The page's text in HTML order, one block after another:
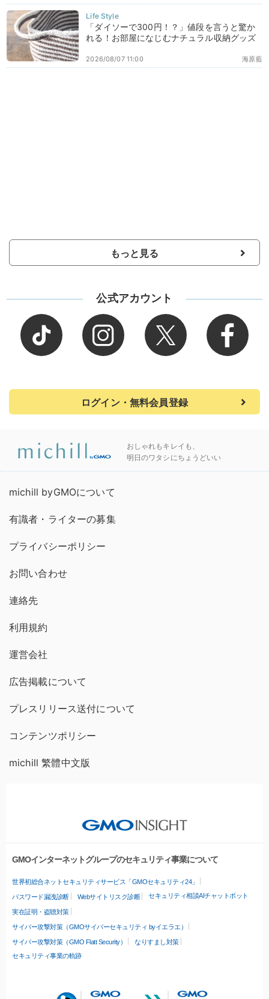
「ダイソーで300円！？」値段を言うと驚か
れる！お部屋になじむナチュラル収納グッズ
海原藍
2026/08/07 11:00
もっと見る
公式アカウント
ログイン・無料会員登録
おしゃれもキレイも、
明日のワタシにちょうどいい
michill byGMOについて
有識者・ライターの募集
プライバシーポリシー
お問い合わせ
連絡先
利用規約
運営会社
広告掲載について
プレスリリース送付について
コンテンツポリシー
michill 繁體中文版
GMOインターネットグループのセキュリティ事業について
世界初総合ネットセキュリティサービス「GMOセキュリティ24」
パスワード漏洩診断 Webサイトリスク診断 セキュリティ相談AIチャットボット
実在証明・盗聴対策
サイバー攻撃対策（GMOサイバーセキュリティ byイエラエ）
サイバー攻撃対策（GMO Flatt Security）
なりすまし対策
セキュリティ事業の軌跡